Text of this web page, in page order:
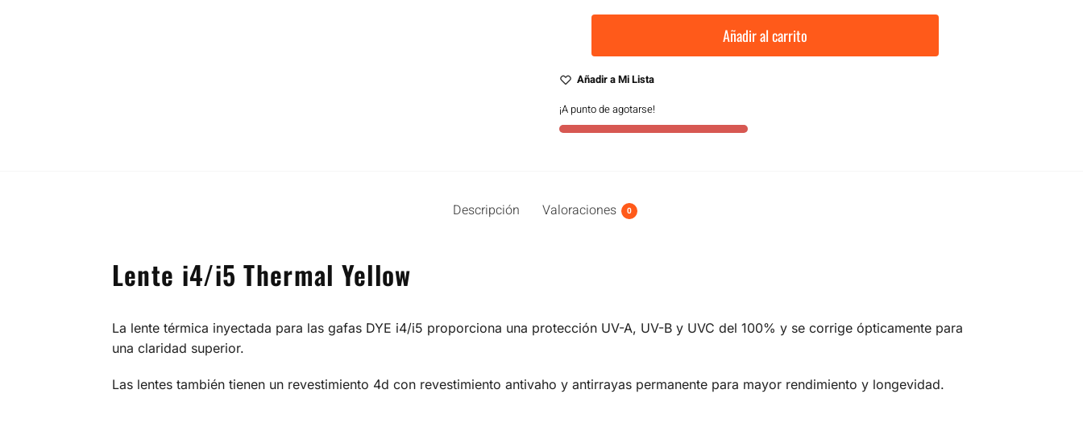
Añadir al carrito
Añadir a Mi Lista
¡A punto de agotarse!
Descripción Valoraciones 0
Lente i4/i5 Thermal Yellow
La lente térmica inyectada para las gafas DYE i4/i5 proporciona una protección UV-A, UV-B y UVC del 100% y se corrige ópticamente para
una claridad superior.
Las lentes también tienen un revestimiento 4d con revestimiento antivaho y antirrayas permanente para mayor rendimiento y longevidad.